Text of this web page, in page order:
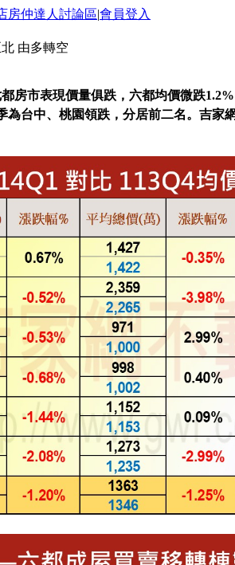
房仲達人 討論區|會員登入
由多轉空
房市表現價量俱跌，六都均價微跌1.2%
台中、桃園領跌，分居前二名。吉